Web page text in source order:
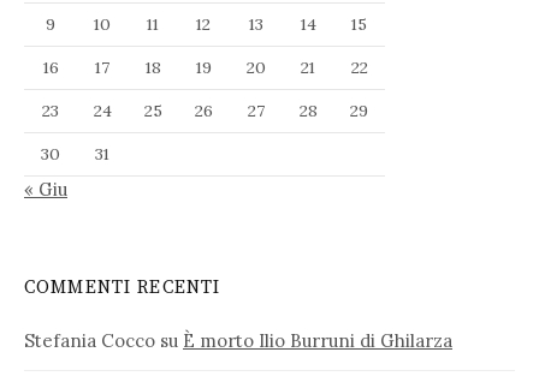
9
10 11 12 13 14
15
16
17 18 19 20 21
22
23
24 25 26 27 28
29
30
31
« Giu
COMMENTI RECENTI
Stefania Cocco su È morto Ilio Burruni di Ghilarza